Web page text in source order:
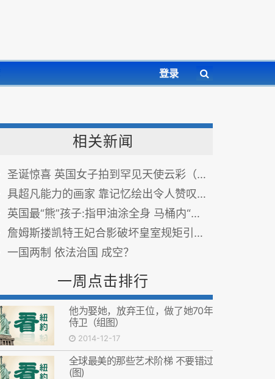
登录
相关新闻
圣诞惊喜 英国女子拍到罕见天使云彩（图）
具超凡能力的画家 靠记忆绘出令人赞叹的城市街景(组图)
英国最“熊”孩子:指甲油涂全身 马桶内“洗澡”(图)
詹姆斯搂凯特王妃合影破坏皇室规矩引英国民众不满(图)
一国两制 依法治国 成空？
一周点击排行
他为娶她，放弃王位，做了她70年
侍卫（组图）
2014-12-17
全球最美的那些艺术阶梯 不要错过
(图)